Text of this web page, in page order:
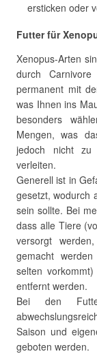
ersticken oder
Futter für
Xenopus-Arten
durch
permanent mit
was Ihnen ins
besonders
Mengen, was
jedoch nicht zu
verleiten.
Generell ist in
gesetzt, wodurch
sein sollte. Bei
dass alle Tiere
versorgt
gemacht
selten
entfernt werden.
Bei den
Saison und
geboten werden.